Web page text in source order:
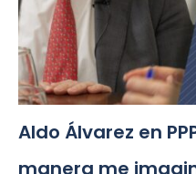
Aldo Álvarez en
manera me